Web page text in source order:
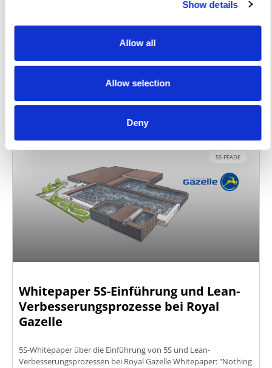
Show details
Allow all
Allow selection
Deny
Messen ist Wissen bei Conrad Stanen!
Wachstum zu erzielen.
5S-PFADE
Whitepaper 5S-Einführung und Lean-
Verbesserungsprozesse bei Royal
Gazelle
5S-Whitepaper über die Einführung von 5S und Lean-
Verbesserungsprozessen bei Royal Gazelle Whitepaper: "Nothing